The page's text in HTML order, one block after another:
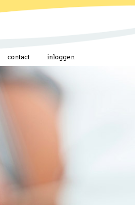
contact inloggen